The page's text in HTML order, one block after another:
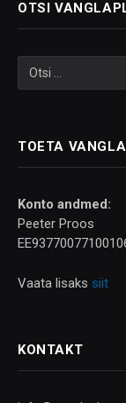
OTSI
TOETA
Konto andmed:
Peeter Proos
Vaata lisaks siit
KONTAKT